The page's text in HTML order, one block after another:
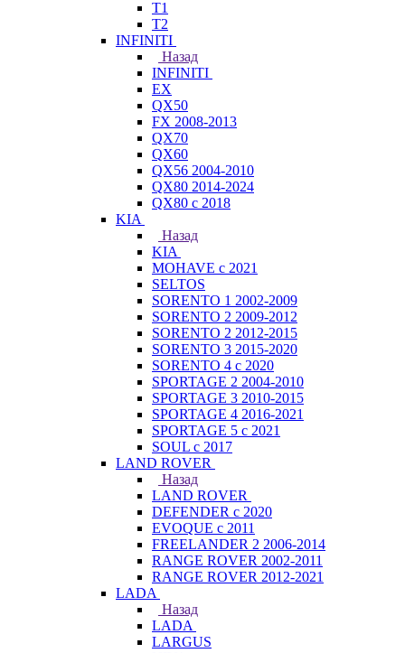
T1
T2
INFINITI
Назад
INFINITI
EX
QX50
FX 2008-2013
QX70
QX60
QX56 2004-2010
QX80 2014-2024
QX80 c 2018
KIA
Назад
KIA
MOHAVE с 2021
SELTOS
SORENTO 1 2002-2009
SORENTO 2 2009-2012
SORENTO 2 2012-2015
SORENTO 3 2015-2020
SORENTO 4 с 2020
SPORTAGE 2 2004-2010
SPORTAGE 3 2010-2015
SPORTAGE 4 2016-2021
SPORTAGE 5 с 2021
SOUL с 2017
LAND ROVER
Назад
LAND ROVER
DEFENDER с 2020
EVOQUE с 2011
FREELANDER 2 2006-2014
RANGE ROVER 2002-2011
RANGE ROVER 2012-2021
LADA
Назад
LADA
LARGUS